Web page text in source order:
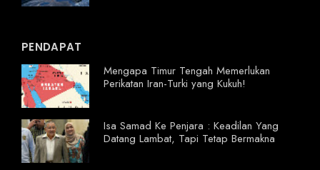
PENDAPAT
Mengapa Timur Tengah Memerlukan
Perikatan Iran-Turki yang Kukuh!
Isa Samad Ke Penjara : Keadilan Yang
Datang Lambat, Tapi Tetap Bermakna